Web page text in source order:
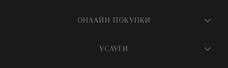
О магазине
Бутики и ПВЗ ЦУМ
ОНЛАЙН ПОКУПКИ
УСЛУГИ